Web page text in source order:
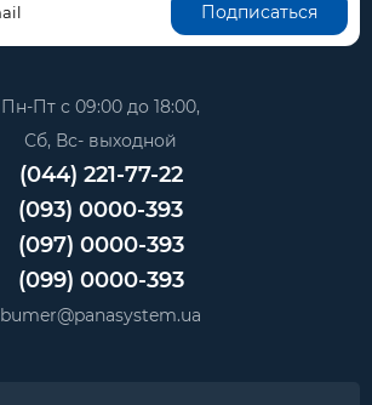
Подписаться
Пн-Пт с 09:00 до 18:00,
Сб, Вс- выходной
(044) 221-77-22
(093) 0000-393
(097) 0000-393
(099) 0000-393
bumer@panasystem.ua